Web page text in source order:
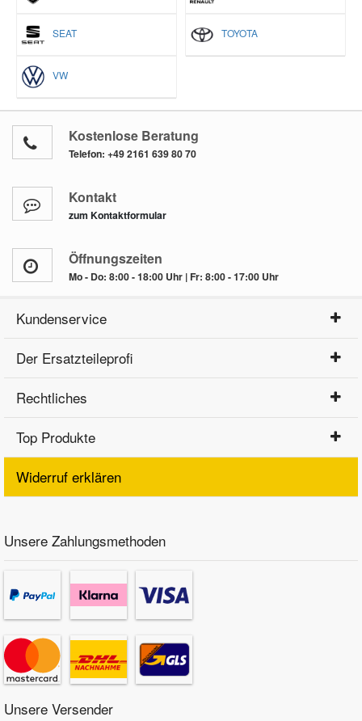
SEAT TOYOTA
VW
Kostenlose Beratung
Telefon: +49 2161 639 80 70
Kontakt
zum Kontaktformular
Öffnungszeiten
Mo - Do: 8:00 - 18:00 Uhr | Fr: 8:00 - 17:00 Uhr
Kundenservice
Der Ersatzteileprofi
Rechtliches
Top Produkte
Widerruf erklären
Unsere Zahlungsmethoden
Unsere Versender